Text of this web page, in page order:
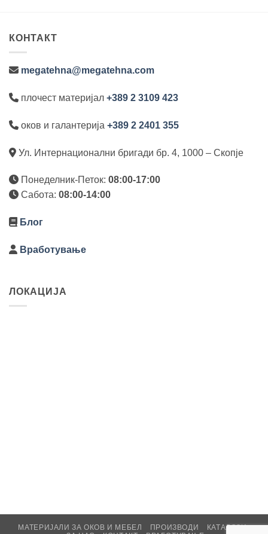
КОНТАКТ
megatehna@megatehna.com
плочест материјал +389 2 3109 423
оков и галантерија +389 2 2401 355
Ул. Интернационални бригади бр. 4, 1000 – Скопје
Понеделник-Петок: 08:00-17:00
Сабота: 08:00-14:00
Блог
Вработување
ЛОКАЦИЈА
МАТЕРИЈАЛИ ЗА ОКОВ И МЕБЕЛ ПРОИЗВОДИ
КАТАЛОЗИ